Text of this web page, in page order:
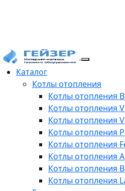
Каталог
Котлы отопления
Котлы отопления
Котлы отопления
Котлы отопления
Котлы отопления
Котлы отопления
Котлы отопления
Котлы отопления
Котлы отопления